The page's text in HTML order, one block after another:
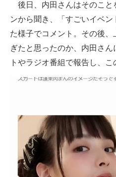
後日、内田さんはそのこと
ンから聞き、「すごいイベ
た様子でコメント。その後
ぎたと思ったのか、内田さ
トやラジオ番組で報告し、こ